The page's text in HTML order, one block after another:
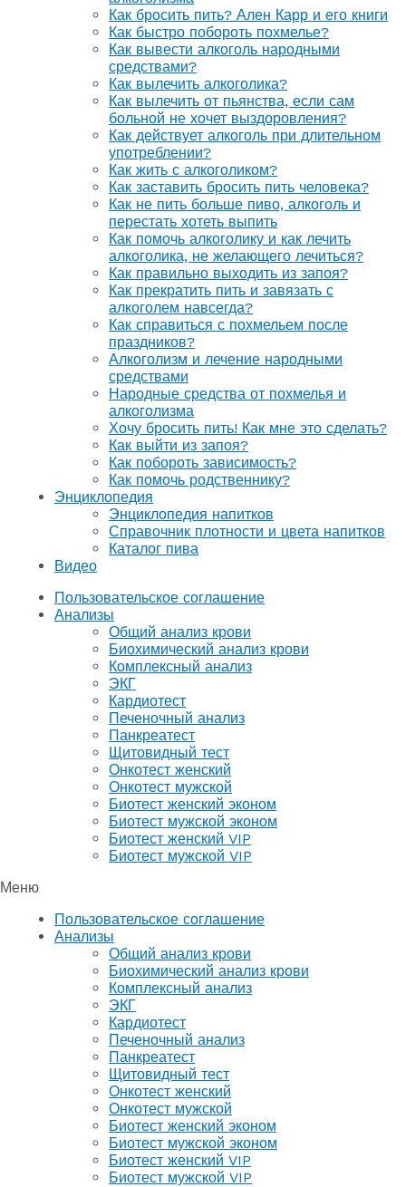
Как бросить пить? Ален Карр и его книги
Как быстро побороть похмелье?
Как вывести алкоголь народными
средствами?
Как вылечить алкоголика?
Как вылечить от пьянства, если сам
больной не хочет выздоровления?
Как действует алкоголь при длительном
употреблении?
Как жить с алкоголиком?
Как заставить бросить пить человека?
Как не пить больше пиво, алкоголь и
перестать хотеть выпить
Как помочь алкоголику и как лечить
алкоголика, не желающего лечиться?
Как правильно выходить из запоя?
Как прекратить пить и завязать с
алкоголем навсегда?
Как справиться с похмельем после
праздников?
Алкоголизм и лечение народными
средствами
Народные средства от похмелья и
алкоголизма
Хочу бросить пить! Как мне это сделать?
Как выйти из запоя?
Как побороть зависимость?
Как помочь родственнику?
Энциклопедия
Энциклопедия напитков
Справочник плотности и цвета напитков
Каталог пива
Видео
Пользовательское соглашение
Анализы
Общий анализ крови
Биохимический анализ крови
Комплексный анализ
ЭКГ
Кардиотест
Печеночный анализ
Панкреатест
Щитовидный тест
Онкотест женский
Онкотест мужской
Биотест женский эконом
Биотест мужской эконом
Биотест женский VIP
Биотест мужской VIP
Меню
Пользовательское соглашение
Анализы
Общий анализ крови
Биохимический анализ крови
Комплексный анализ
ЭКГ
Кардиотест
Печеночный анализ
Панкреатест
Щитовидный тест
Онкотест женский
Онкотест мужской
Биотест женский эконом
Биотест мужской эконом
Биотест женский VIP
Биотест мужской VIP